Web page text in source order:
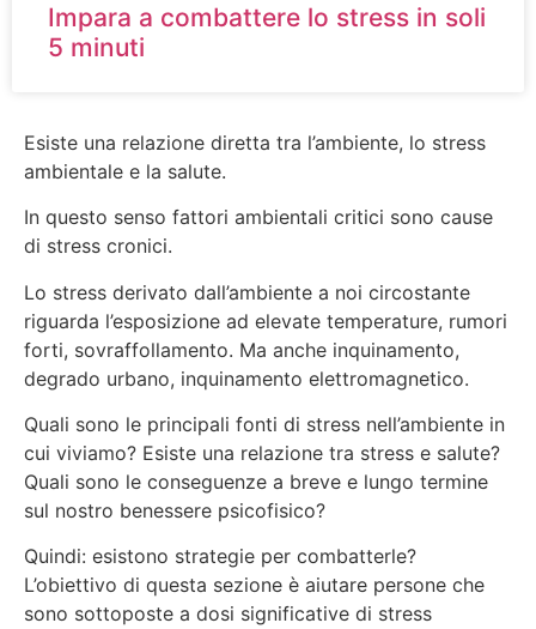
Impara a combattere lo stress in soli
5 minuti
Esiste una relazione diretta tra l’ambiente, lo stress
ambientale e la salute.
In questo senso fattori ambientali critici sono cause
di stress cronici.
Lo stress derivato dall’ambiente a noi circostante
riguarda l’esposizione ad elevate temperature, rumori
forti, sovraffollamento. Ma anche inquinamento,
degrado urbano, inquinamento elettromagnetico.
Quali sono le principali fonti di stress nell’ambiente in
cui viviamo? Esiste una relazione tra stress e salute?
Quali sono le conseguenze a breve e lungo termine
sul nostro benessere psicofisico?
Quindi: esistono strategie per combatterle?
L’obiettivo di questa sezione è aiutare persone che
sono sottoposte a dosi significative di stress